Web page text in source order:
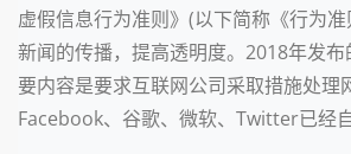
虚假信息行为准则》(以下简称《行为
新闻的传播，提高透明度。2018年发
要内容是要求互联网公司采取措施处理
Facebook、谷歌、微软、Twitter已经